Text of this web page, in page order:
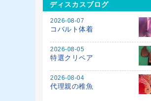
ディスカスブログ
2026-08-07
コバルト体着
2026-08-05
特選クリペア
2026-08-04
代理親の稚魚